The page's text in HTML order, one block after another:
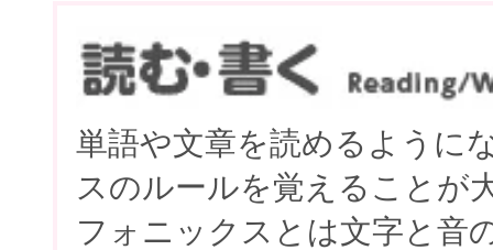
単語や文章を読めるように
スのルールを覚えることが
フォニックスとは文字と音